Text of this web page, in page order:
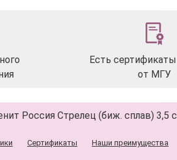
Есть
от МГУ
Россия Стрелец (биж. сплав) 3,5
Сертификаты Наши преимущества